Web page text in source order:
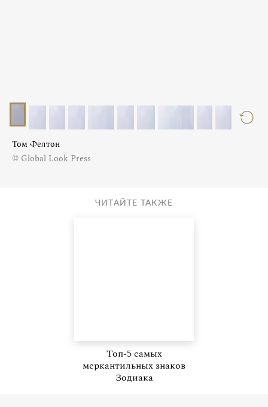
Том Фелтон
© Global Look Press
ЧИТАЙТЕ ТАКЖЕ
Топ-5 самых
меркантильных знаков
Зодиака